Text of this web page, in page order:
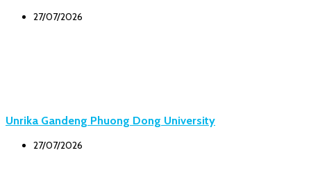
27/07/2026
Unrika Gandeng Phuong Dong University
27/07/2026